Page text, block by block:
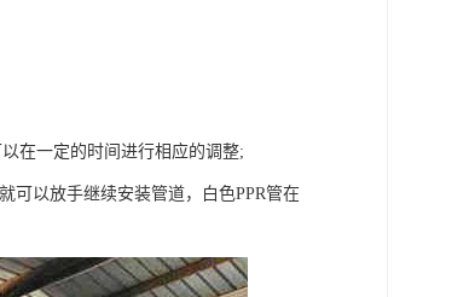
在一定的时间进行相应的调整;
可以放手继续安装管道，白色PPR管在